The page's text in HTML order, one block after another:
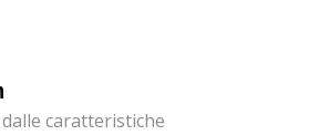
caratteristiche